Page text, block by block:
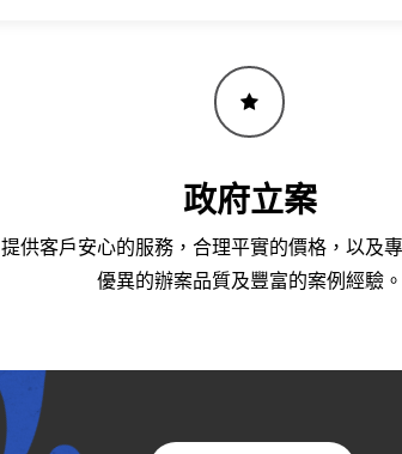
政府立案
提供客戶安心的服務，合理平實的價格，以及
優異的辦案品質及豐富的案例經驗。